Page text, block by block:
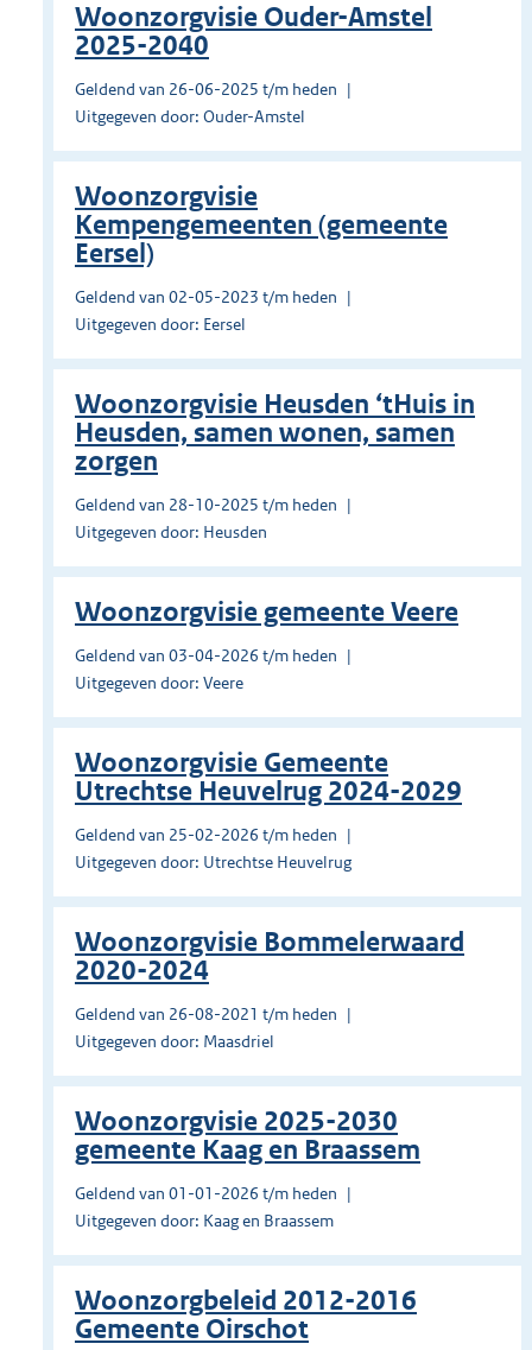
Woonzorgvisie Ouder-Amstel
2025-2040
Geldend van 26-06-2025 t/m heden
Uitgegeven door: Ouder-Amstel
Woonzorgvisie
Kempengemeenten (gemeente
Eersel)
Geldend van 02-05-2023 t/m heden
Uitgegeven door: Eersel
Woonzorgvisie Heusden ‘tHuis in
Heusden, samen wonen, samen
zorgen
Geldend van 28-10-2025 t/m heden
Uitgegeven door: Heusden
Woonzorgvisie gemeente Veere
Geldend van 03-04-2026 t/m heden
Uitgegeven door: Veere
Woonzorgvisie Gemeente
Utrechtse Heuvelrug 2024-2029
Geldend van 25-02-2026 t/m heden
Uitgegeven door: Utrechtse Heuvelrug
Woonzorgvisie Bommelerwaard
2020-2024
Geldend van 26-08-2021 t/m heden
Uitgegeven door: Maasdriel
Woonzorgvisie 2025-2030
gemeente Kaag en Braassem
Geldend van 01-01-2026 t/m heden
Uitgegeven door: Kaag en Braassem
Woonzorgbeleid 2012-2016
Gemeente Oirschot